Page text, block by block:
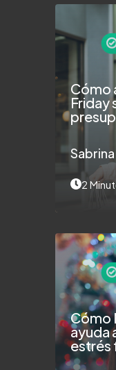
Cómo
Friday
2
Cómo
ayuda
estrés